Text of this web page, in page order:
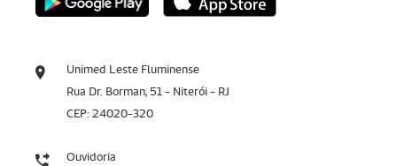
Unimed Leste Fluminense
Rua Dr. Borman, 51 - Niterói - RJ
CEP: 24020-320
Ouvidoria